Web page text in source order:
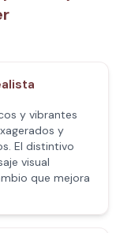
y vibrantes
y
El distintivo
visual
que mejora